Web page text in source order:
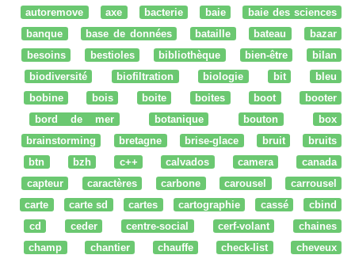
autoremove
axe bacterie baie
baie des sciences
banque
base de données bataille bateau
bazar
besoins
bestioles bibliothèque bien-être
bilan
biodiversité
biofiltration biologie bit
bleu
bobine
bois boite boites boot
booter
bord de mer
botanique bouton
box
brainstorming
bretagne brise-glace bruit
bruits
btn
bzh c++ calvados camera
canada
capteur
caractères carbone carousel
carrousel
carte
carte sd cartes cartographie cassé
cbind
cd
ceder centre-social cerf-volant
chaines
champ
chantier chauffe check-list
cheveux